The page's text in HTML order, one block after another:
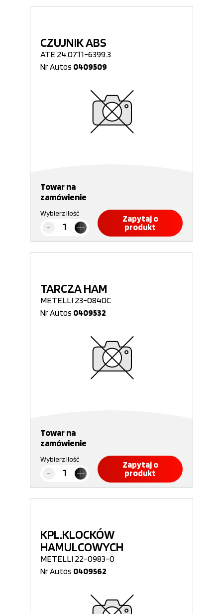
CZUJNIK ABS
ATE 24.0711-6399.3
Nr Autos 0409509
Towar na
zamówienie
Wybierz ilość
Zapytaj o
produkt
TARCZA HAM
METELLI 23-0840C
Nr Autos 0409532
Towar na
zamówienie
Wybierz ilość
Zapytaj o
produkt
KPL.KLOCKÓW
HAMULCOWYCH
METELLI 22-0983-0
Nr Autos 0409562